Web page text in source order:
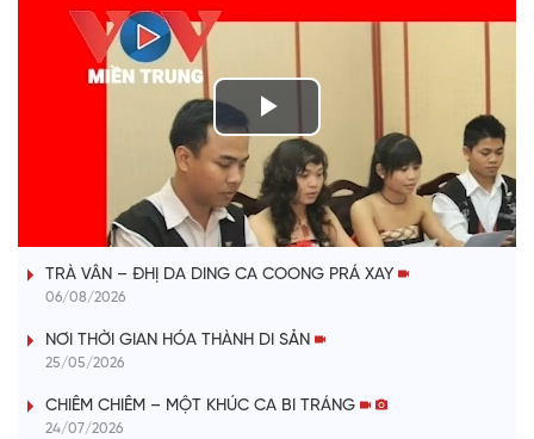
P
l
a
V
i
VÀI PHÚT DÀNH CHO QUẢNG BÁ
TRÀ VÂN – ĐHỊ DA DING CA COONG PRÁ XAY
06/08/2026
NƠI THỜI GIAN HÓA THÀNH DI SẢN
25/05/2026
CHIÊM CHIÊM – MỘT KHÚC CA BI TRÁNG
24/07/2026